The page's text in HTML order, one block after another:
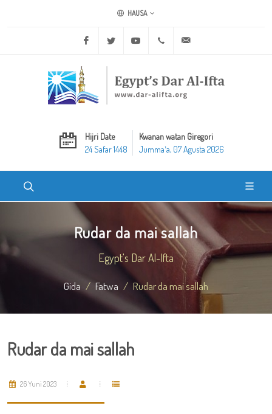
HAUSA
Facebook Twitter Youtube +20 2 25970400
Hijri Date
24 Safar 1448
Kwanan watan Giregori
Jummaʼa, 07 Agusta 2026
Rudar da mai sallah
Egypt's Dar Al-Ifta
Gida Fatwa Rudar da mai sallah
Rudar da mai sallah
26 Yuni 2023